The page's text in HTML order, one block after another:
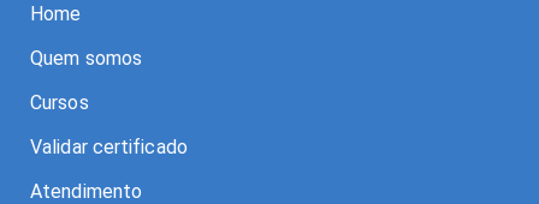
Home
Quem somos
Cursos
Validar certificado
Atendimento